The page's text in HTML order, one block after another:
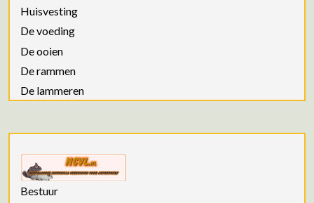
Huisvesting
De voeding
De ooien
De rammen
De lammeren
Bestuur